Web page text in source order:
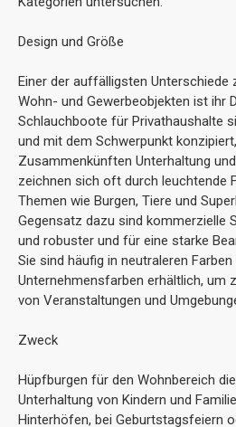
Design und Größe
Einer der auffälligsten Unterschiede
Wohn- und Gewerbeobjekten ist ihr
Schlauchboote für Privathaushalte
und mit dem Schwerpunkt
Zusammenkünften Unterhaltung
zeichnen sich oft durch leuchtende
Themen wie Burgen, Tiere und
Gegensatz dazu sind kommerzielle
und robuster und für eine starke
Sie sind häufig in neutraleren
Unternehmensfarben erhältlich, um
von Veranstaltungen und
Zweck
Hüpfburgen für den Wohnbereich
Unterhaltung von Kindern und
Hinterhöfen, bei Geburtstagsfeiern